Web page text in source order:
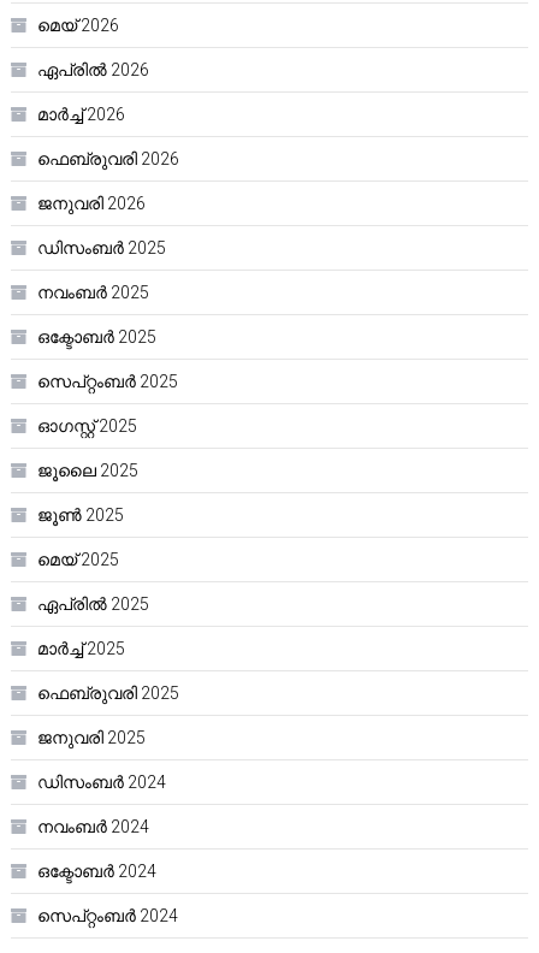
മെയ്‌ 2026
ഏപ്രിൽ 2026
മാർച്ച്‌ 2026
ഫെബ്രുവരി 2026
ജനുവരി 2026
ഡിസംബർ 2025
നവംബർ 2025
ഒക്ടോബർ 2025
സെപ്റ്റംബർ 2025
ഓഗസ്റ്റ്‌ 2025
ജൂലൈ 2025
ജൂൺ 2025
മെയ്‌ 2025
ഏപ്രിൽ 2025
മാർച്ച്‌ 2025
ഫെബ്രുവരി 2025
ജനുവരി 2025
ഡിസംബർ 2024
നവംബർ 2024
ഒക്ടോബർ 2024
സെപ്റ്റംബർ 2024